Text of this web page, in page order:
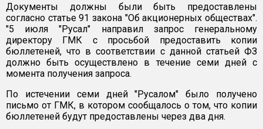
Документы должны были быть предоставлены
согласно статье 91 закона "Об акционерных обществах".
"5 июля "Русал" направил запрос генеральному
директору ГМК с просьбой предоставить копии
бюллетеней, что в соответствии с данной статьей ФЗ
должно быть осуществлено в течение семи дней с
момента получения запроса.
По истечении семи дней "Русалом" было получено
письмо от ГМК, в котором сообщалось о том, что копии
бюллетеней будут предоставлены через два дня.